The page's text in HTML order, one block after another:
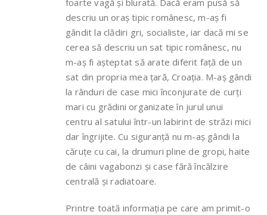
foarte vagă și blurată. Dacă eram pusă să
descriu un oraș tipic românesc, m-aș fi
gândit la clădiri gri, socialiste, iar dacă mi se
cerea să descriu un sat tipic românesc, nu
m-aș fi așteptat să arate diferit față de un
sat din propria mea țară, Croația. M-aș gândi
la rânduri de case mici înconjurate de curți
mari cu grădini organizate în jurul unui
centru al satului într-un labirint de străzi mici
dar îngrijite. Cu siguranță nu m-aș gândi la
căruțe cu cai, la drumuri pline de gropi, haite
de câini vagabonzi și case fără încălzire
centrală și radiatoare.
Printre toată informația pe care am primit-o